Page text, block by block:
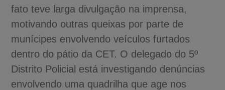
fato teve larga divulgação na imprensa,
motivando outras queixas por parte de
munícipes envolvendo veículos furtados
dentro do pátio da CET. O delegado do 5º
Distrito Policial está investigando denúncias
envolvendo uma quadrilha que age nos